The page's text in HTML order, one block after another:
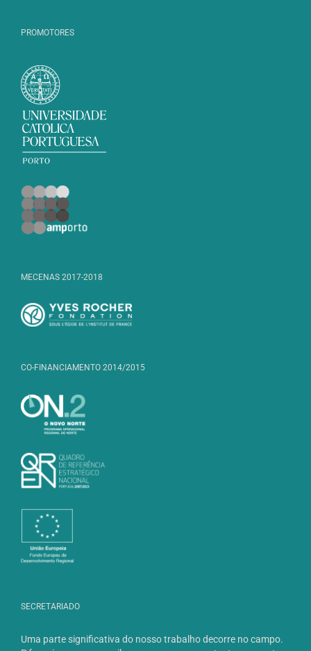
PROMOTORES
MECENAS 2017-2018
CO-FINANCIAMENTO 2014/2015
SECRETARIADO
Uma parte significativa do nosso trabalho decorre no campo.